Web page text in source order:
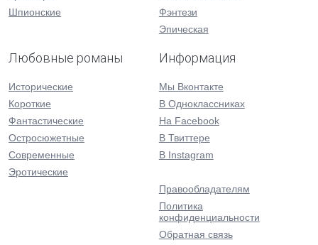
Шпионские
Фэнтези
Эпическая
Любовные романы
Исторические
Короткие
Фантастические
Остросюжетные
Современные
Эротические
Информация
Мы Вконтакте
В Одноклассниках
На Facebook
В Твиттере
В Instagram
Правообладателям
Политика
конфиденциальности
Обратная связь